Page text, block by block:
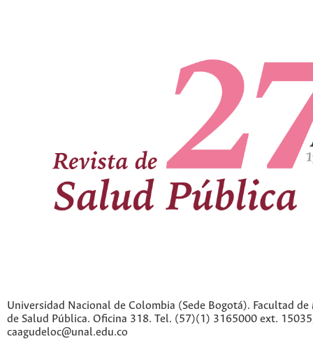
Universidad Nacional de Colombia (Sede Bogotá). Facultad
de Salud Pública. Oficina 318. Tel. (57)(1) 3165000 ext.
caagudeloc@unal.edu.co